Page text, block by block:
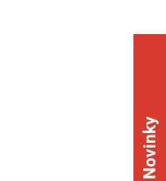
Novinky